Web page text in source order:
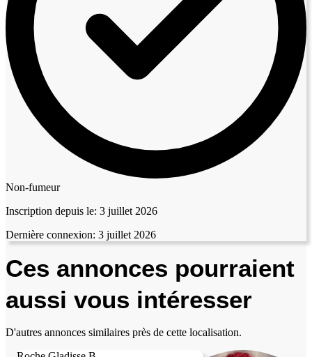
Non-fumeur
Inscription depuis le: 3 juillet 2026
Dernière connexion: 3 juillet 2026
Ces annonces pourraient
aussi vous intéresser
D'autres annonces similaires près de cette localisation.